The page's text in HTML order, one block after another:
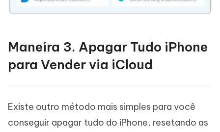
Maneira 3. Apagar Tudo iPhone
para Vender via iCloud
Existe outro método mais simples para você
conseguir apagar tudo do iPhone, resetando as